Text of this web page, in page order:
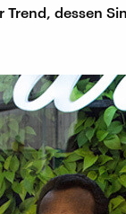
dessen